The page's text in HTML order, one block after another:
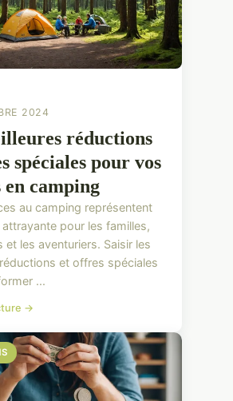
2024
réductions
spéciales pour vos
en camping
au camping représentent
pour les familles,
et les aventuriers. Saisir les
et offres spéciales
...
→